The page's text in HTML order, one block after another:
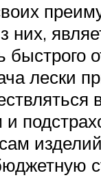
них,
быстрого
лески